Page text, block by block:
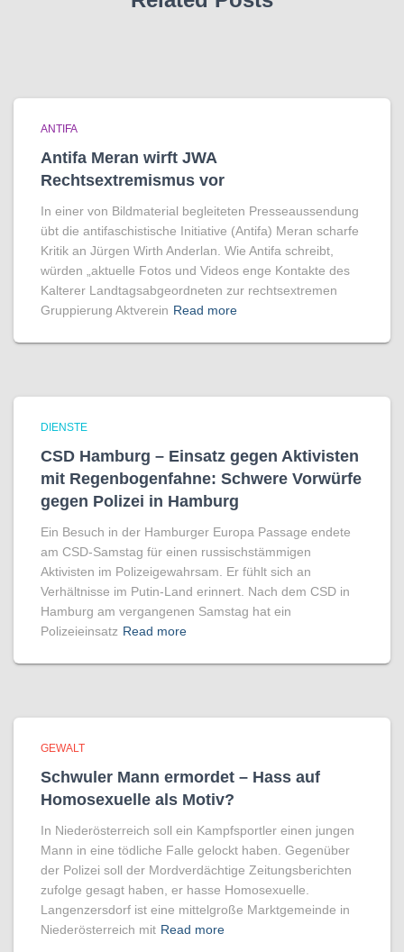
ANTIFA
Antifa Meran wirft JWA
Rechtsextremismus vor
In einer von Bildmaterial begleiteten Presseaussendung
übt die antifaschistische Initiative (Antifa) Meran scharfe
Kritik an Jürgen Wirth Anderlan. Wie Antifa schreibt,
würden „aktuelle Fotos und Videos enge Kontakte des
Kalterer Landtagsabgeordneten zur rechtsextremen
Gruppierung Aktverein Read more
DIENSTE
CSD Hamburg – Einsatz gegen Aktivisten
mit Regenbogen­fahne: Schwere Vorwürfe
gegen Polizei in Hamburg
Ein Besuch in der Hamburger Europa Passage endete
am CSD-Samstag für einen russischstämmigen
Aktivisten im Polizeigewahrsam. Er fühlt sich an
Verhältnisse im Putin-Land erinnert. Nach dem CSD in
Hamburg am vergangenen Samstag hat ein
Polizeieinsatz Read more
GEWALT
Schwuler Mann ermordet – Hass auf
Homo­sexuelle als Motiv?
In Niederösterreich soll ein Kampfsportler einen jungen
Mann in eine tödliche Falle gelockt haben. Gegenüber
der Polizei soll der Mordverdächtige Zeitungsberichten
zufolge gesagt haben, er hasse Homosexuelle.
Langenzersdorf ist eine mittelgroße Marktgemeinde in
Niederösterreich mit Read more